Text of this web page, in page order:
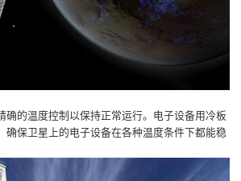
确的温度控制以保持正常运行。电子设备用冷板
确保卫星上的电子设备在各种温度条件下都能稳